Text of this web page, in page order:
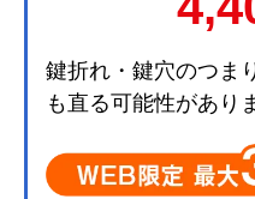
鍵折れ・鍵穴のつま
も直る可能性があり